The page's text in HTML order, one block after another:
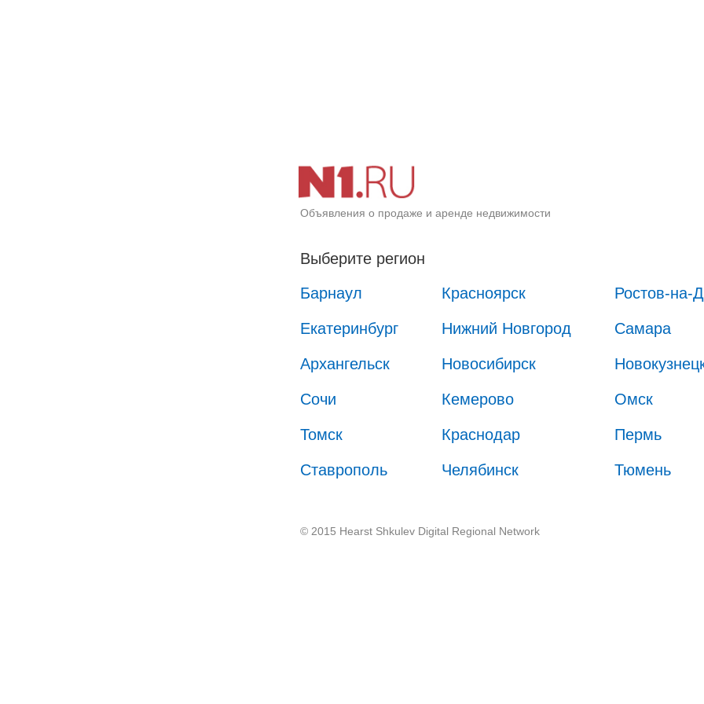
Объявления о продаже и аренде недвижимости
Выберите регион
Барнаул
Красноярск Ростов-на-
Екатеринбург Нижний Новгород Самара
Архангельск Новосибирск
Сочи Кемерово Омск
Томск Краснодар Пермь
Ставрополь Челябинск Тюмень
© 2015 Hearst Shkulev Digital Regional Network